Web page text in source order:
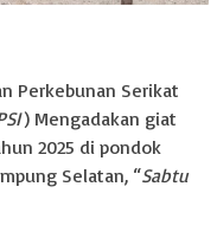
Perkebunan Serikat
) Mengadakan giat
2025 di pondok
Selatan, “Sabtu